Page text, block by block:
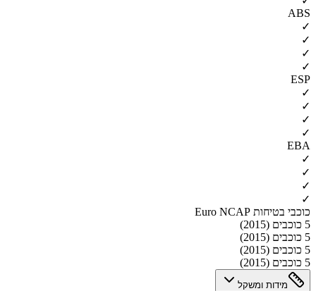
ABS
✓
✓
✓
✓
ESP
✓
✓
✓
✓
EBA
✓
✓
✓
✓
כוכבי בטיחות Euro NCAP
5 כוכבים (2015)
5 כוכבים (2015)
5 כוכבים (2015)
5 כוכבים (2015)
מידות ומשקל